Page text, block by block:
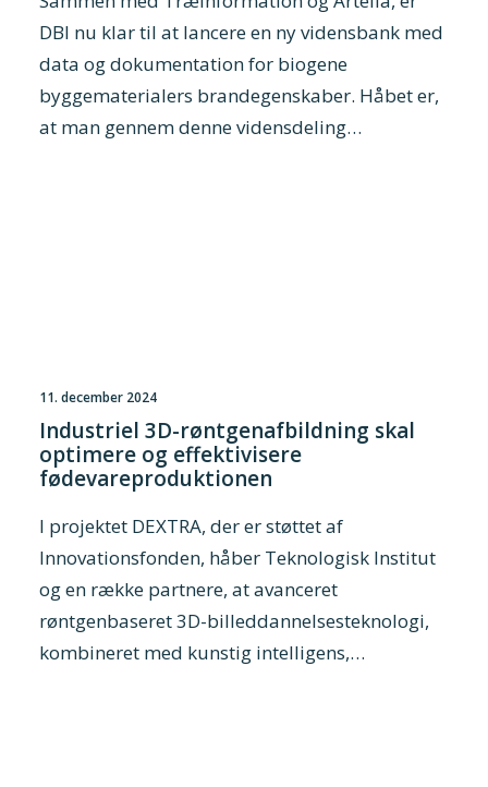
DBI nu klar til at lancere en ny vidensbank med
data og dokumentation for biogene
byggematerialers brandegenskaber. Håbet er,
at man gennem denne vidensdeling…
11. december 2024
Industriel 3D-røntgenafbildning skal
optimere og effektivisere
fødevareproduktionen
I projektet DEXTRA, der er støttet af
Innovationsfonden, håber Teknologisk Institut
og en række partnere, at avanceret
røntgenbaseret 3D-billeddannelsesteknologi,
kombineret med kunstig intelligens,…